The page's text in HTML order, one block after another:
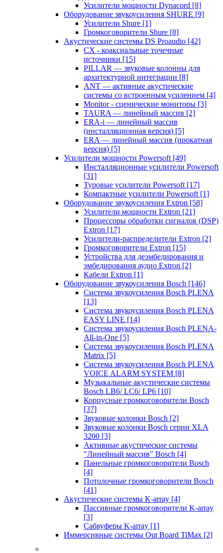
Усилители мощности Dynacord [8]
Оборудование звукоусиления SHURE [9]
Усилители Shure [1]
Громкоговорители Shure [8]
Акустические системы DS Proaudio [42]
CX - коаксиальные точечные
источники [15]
PILLAR — звуковые колонны для
архитектурной интеграции [8]
ANT — активные акустические
системы со встроенным усилением [4]
Monitor - сценические мониторы [3]
TAURA — линейный массив [2]
ERA-i — линейный массив
(инсталляционная версия) [5]
ERA — линейный массив (прокатная
версия) [5]
Усилители мощности Powersoft [49]
Инсталляционные усилители Powersoft
[31]
Туровые усилители Powersoft [17]
Компактные усилители Powersoft [1]
Оборудование звукоусиления Extron [58]
Усилители мощности Extron [21]
Процессоры обработки сигналов (DSP)
Extron [17]
Усилители-распределители Extron [2]
Громкоговорители Extron [15]
Устройства для деэмбедирования и
эмбедирования аудио Extron [2]
Кабели Extron [1]
Оборудование звукоусиления Bosch [146]
Система звукоусиления Bosch PLENA
[13]
Система звукоусиления Bosch PLENA
EASY LINE [14]
Система звукоусиления Bosch PLENA-
All-in-One [5]
Система звукоусиления Bosch PLENA
Matrix [5]
Система звукоусиления Bosch PLENA
VOICE ALARM SYSTEM [8]
Музыкальные акустические системы
Bosch LB6/ LC6/ LP6 [10]
Корпусные громкоговорители Bosch
[37]
Звуковые колонки Bosch [2]
Звуковые колонки Bosch серии XLA
3200 [3]
Активные акустические системы
"Линейный массив" Bosch [4]
Панельные громкоговорители Bosch
[4]
Потолочные громкоговорители Bosch
[41]
Акустические системы K-array [4]
Пассивные громкоговорители K-array
[3]
Сабвуферы K-array [1]
Иммерсивные системы Out Board TiMax [2]